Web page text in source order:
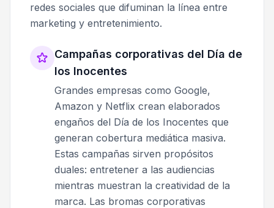
redes sociales que difuminan la línea entre
marketing y entretenimiento.
Campañas corporativas del Día de
los Inocentes
Grandes empresas como Google,
Amazon y Netflix crean elaborados
engaños del Día de los Inocentes que
generan cobertura mediática masiva.
Estas campañas sirven propósitos
duales: entretener a las audiencias
mientras muestran la creatividad de la
marca. Las bromas corporativas